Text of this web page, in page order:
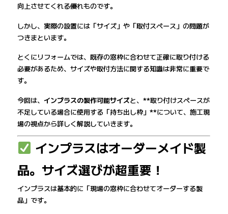
向上させてくれる優れものです。
しかし、実際の設置には「サイズ」や「取付スペース」の問題が
つきまといます。
とくにリフォームでは、既存の窓枠に合わせて正確に取り付ける
必要があるため、サイズや取付方法に関する知識は非常に重要で
す。
今回は、インプラスの製作可能サイズと、**取り付けスペースが
不足している場合に使用する「持ち出し枠」**について、施工現
場の視点から詳しく解説していきます。
インプラスはオーダーメイド製
品。サイズ選びが超重要！
インプラスは基本的に「現場の窓枠に合わせてオーダーする製
品」です。